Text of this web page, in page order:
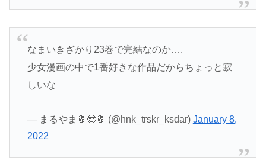
なまいきざかり23巻で完結なのか….
少女漫画の中で1番好きな作品だからちょっと寂
しいな
— まるやま🍍😎🍍 (@hnk_trskr_ksdar) January 8,
2022